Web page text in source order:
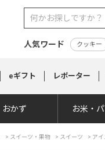
人気ワード クッキー
eギフト レポーター
おかず お米・
> スイーツ・果物 > スイーツ > ア